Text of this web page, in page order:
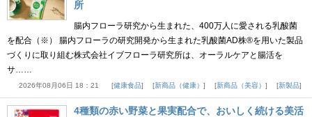
所
腸内フローラ研究から生まれた、400万人に愛される乳酸菌
を配合（※） 腸内フローラの研究開発から生まれた乳酸菌AD株®を用いた製品
づくりに取り組む株式会社イブフローラ研究所は、オーラルケアと腸活を
サ……
2026年08月06日 18：21 健康食品 新商品（健康） 新商品（美容） 新製品
4種類の赤い野菜と果実配合で、おいしく続ける美活